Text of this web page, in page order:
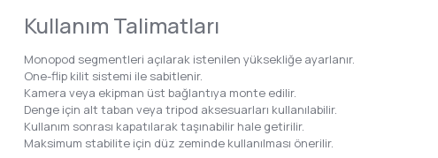
Kullanım Talimatları
Monopod segmentleri açılarak istenilen yüksekliğe ayarlanır.
One-flip kilit sistemi ile sabitlenir.
Kamera veya ekipman üst bağlantıya monte edilir.
Denge için alt taban veya tripod aksesuarları kullanılabilir.
Kullanım sonrası kapatılarak taşınabilir hale getirilir.
Maksimum stabilite için düz zeminde kullanılması önerilir.